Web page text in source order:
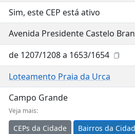
Sim, este CEP está ativo
Avenida Presidente Castelo
de 1207/1208 a 1653/1654
Loteamento Praia da Urca
Campo Grande
Veja mais:
CEPs da Cidade Bairros da